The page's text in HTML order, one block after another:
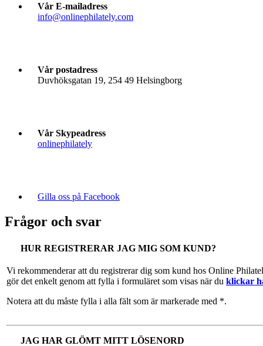
Vår E-mailadress
info@onlinephilately.com
Vår postadress
Duvhöksgatan 19, 254 49 Helsingborg
Vår Skypeadress
onlinephilately
Gilla oss på Facebook
Frågor och svar
HUR REGISTRERAR JAG MIG SOM KUND?
Vi rekommenderar att du registrerar dig som kund hos Online
gör det enkelt genom att fylla i formuläret som visas när du klickar
Notera att du måste fylla i alla fält som är markerade med *.
JAG HAR GLÖMT MITT LÖSENORD